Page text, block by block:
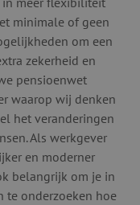
minimale of geen
om een
zekerheid en
pensioenwet
waarop wij denken
het veranderingen
Als werkgever
en moderner
belangrijk om je in
te onderzoeken hoe